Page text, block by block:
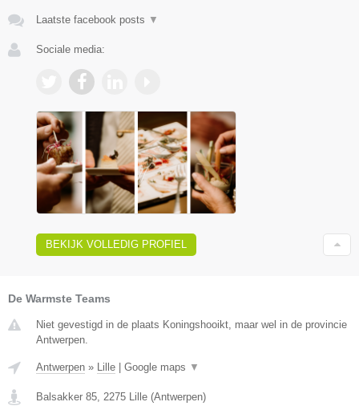
Laatste facebook posts ▼
Sociale media:
BEKIJK VOLLEDIG PROFIEL
De Warmste Teams
Niet gevestigd in de plaats Koningshooikt, maar wel in de provincie
Antwerpen.
Antwerpen » Lille Google maps ▼
Balsakker 85, 2275 Lille (Antwerpen)